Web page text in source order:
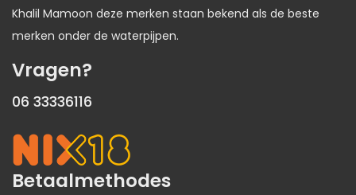
Khalil Mamoon deze merken staan bekend als de beste
merken onder de waterpijpen.
Vragen?
06 33336116
Betaalmethodes